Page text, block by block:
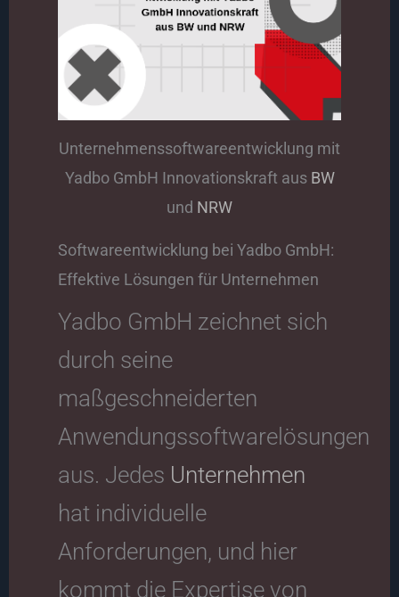
Unternehmenssoftwareentwicklung mit
Yadbo GmbH Innovationskraft aus BW
und NRW
Softwareentwicklung bei Yadbo GmbH:
Effektive Lösungen für Unternehmen
Yadbo GmbH zeichnet sich
durch seine
maßgeschneiderten
Anwendungssoftwarelösungen
aus. Jedes Unternehmen
hat individuelle
Anforderungen, und hier
kommt die Expertise von